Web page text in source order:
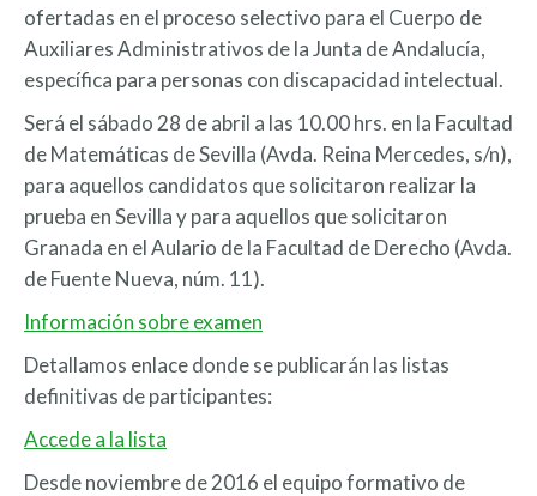
ofertadas en el proceso selectivo para el Cuerpo de
Auxiliares Administrativos de la Junta de Andalucía,
específica para personas con discapacidad intelectual.
Será el sábado 28 de abril a las 10.00 hrs. en la Facultad
de Matemáticas de Sevilla (Avda. Reina Mercedes, s/n),
para aquellos candidatos que solicitaron realizar la
prueba en Sevilla y para aquellos que solicitaron
Granada en el Aulario de la Facultad de Derecho (Avda.
de Fuente Nueva, núm. 11).
Información sobre examen
Detallamos enlace donde se publicarán las listas
definitivas de participantes:
Accede a la lista
Desde noviembre de 2016 el equipo formativo de